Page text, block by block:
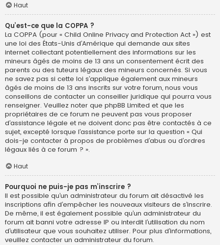
Haut
Qu’est-ce que la COPPA ?
La COPPA (pour « Child Online Privacy and Protection Act ») est
une loi des États-Unis d’Amérique qui demande aux sites
internet collectant potentiellement des informations sur les
mineurs âgés de moins de 13 ans un consentement écrit des
parents ou des tuteurs légaux des mineurs concernés. Si vous
ne savez pas si cette loi s’applique également aux mineurs
âgés de moins de 13 ans inscrits sur votre forum, nous vous
conseillons de contacter un conseiller juridique qui pourra vous
renseigner. Veuillez noter que phpBB Limited et que les
propriétaires de ce forum ne peuvent pas vous proposer
d’assistance légale et ne doivent donc pas être contactés à ce
sujet, excepté lorsque l’assistance porte sur la question « Qui
dois-je contacter à propos de problèmes d’abus ou d’ordres
légaux liés à ce forum ? ».
Haut
Pourquoi ne puis-je pas m’inscrire ?
Il est possible qu’un administrateur du forum ait désactivé les
inscriptions afin d’empêcher les nouveaux visiteurs de s’inscrire.
De même, il est également possible qu’un administrateur du
forum ait banni votre adresse IP ou interdit l’utilisation du nom
d’utilisateur que vous souhaitez utiliser. Pour plus d’informations,
veuillez contacter un administrateur du forum.